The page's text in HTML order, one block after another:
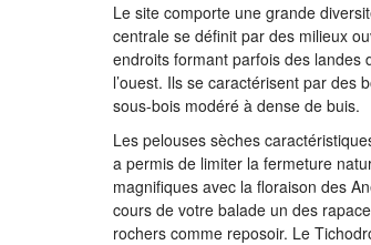
Le site comporte une grande
centrale se définit par des milieux
endroits formant parfois des landes
l’ouest. Ils se caractérisent par des
sous-bois modéré à dense de buis.
Les pelouses sèches
a permis de limiter la fermeture
magnifiques avec la floraison des
cours de votre balade un des
rochers comme reposoir. Le